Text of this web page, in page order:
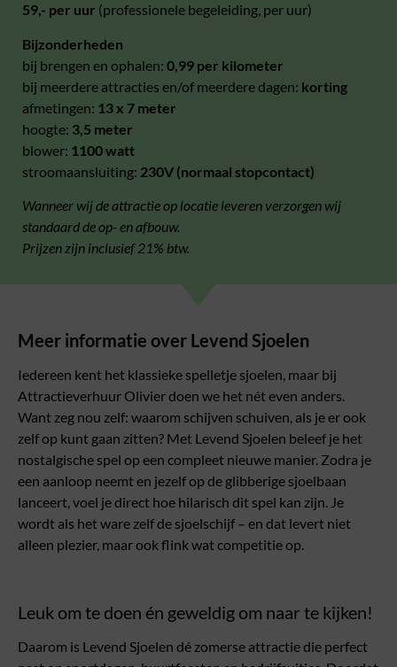
59,- per uur (professionele begeleiding, per uur)
Bijzonderheden
bij brengen en ophalen: 0,99 per kilometer
bij meerdere attracties en/of meerdere dagen: korting
afmetingen: 13 x 7 meter
hoogte: 3,5 meter
blower: 1100 watt
stroomaansluiting: 230V (normaal stopcontact)
Wanneer wij de attractie op locatie leveren verzorgen wij
standaard de op- en afbouw.
Prijzen zijn inclusief 21% btw.
Meer informatie over Levend Sjoelen
Iedereen kent het klassieke spelletje sjoelen, maar bij
Attractieverhuur Olivier doen we het nét even anders.
Want zeg nou zelf: waarom schijven schuiven, als je er ook
zelf op kunt gaan zitten? Met Levend Sjoelen beleef je het
nostalgische spel op een compleet nieuwe manier. Zodra je
een aanloop neemt en jezelf op de glibberige sjoelbaan
lanceert, voel je direct hoe hilarisch dit spel kan zijn. Je
wordt als het ware zelf de sjoelschijf – en dat levert niet
alleen plezier, maar ook flink wat competitie op.
Leuk om te doen én geweldig om naar te kijken!
Daarom is Levend Sjoelen dé zomerse attractie die perfect